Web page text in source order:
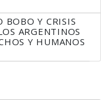
BOBO Y CRISIS
ARGENTINOS
Y HUMANOS